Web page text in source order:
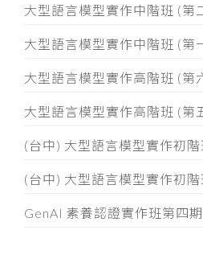
大型語言模型實作中階班 (第
大型語言模型實作中階班 (第
大型語言模型實作高階班 (第
大型語言模型實作高階班 (第
(台中) 大型語言模型實作初
(台中) 大型語言模型實作初
GenAI 素養認證實作班第四